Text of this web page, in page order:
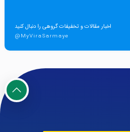
اخبار مقالات و تخفیفات گروهی را دنبال کنید
@MyViraSarmaye